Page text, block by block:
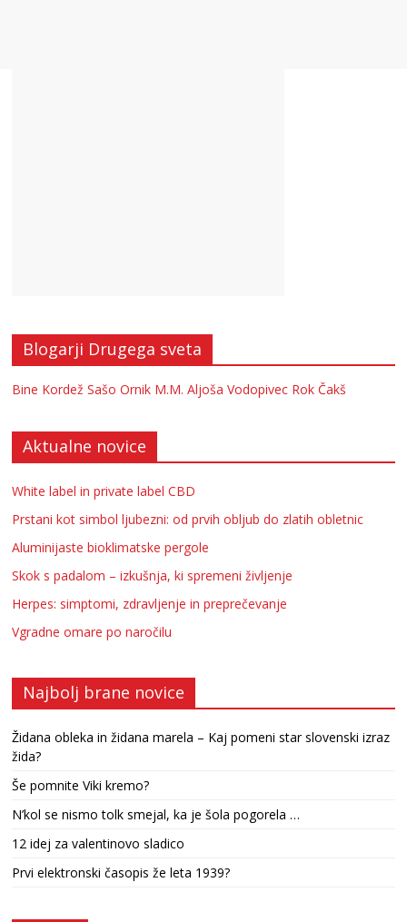
Blogarji Drugega sveta
Bine Kordež Sašo Ornik M.M. Aljoša Vodopivec Rok Čakš
Aktualne novice
White label in private label CBD
Prstani kot simbol ljubezni: od prvih obljub do zlatih obletnic
Aluminijaste bioklimatske pergole
Skok s padalom – izkušnja, ki spremeni življenje
Herpes: simptomi, zdravljenje in preprečevanje
Vgradne omare po naročilu
Najbolj brane novice
Židana obleka in židana marela – Kaj pomeni star slovenski izraz
žida?
Še pomnite Viki kremo?
N’kol se nismo tolk smejal, ka je šola pogorela …
12 idej za valentinovo sladico
Prvi elektronski časopis že leta 1939?